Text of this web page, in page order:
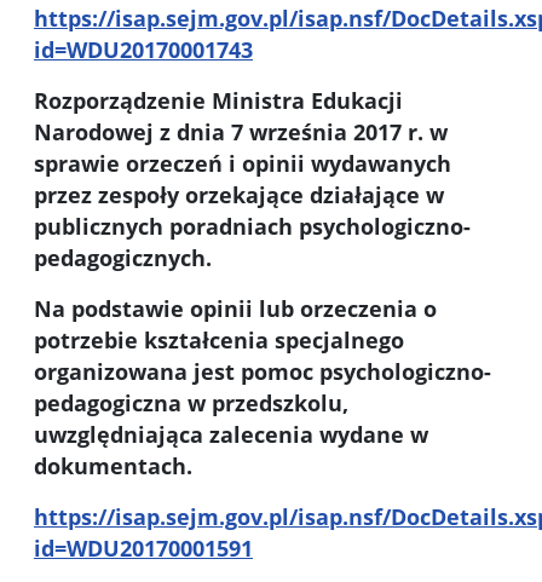
https://isap.sejm.gov.pl/isap.nsf/
id=WDU20170001743
Rozporządzenie Ministra Edukacji
Narodowej z dnia 7 września 2017 r. w
sprawie orzeczeń i opinii wydawanych
przez zespoły orzekające działające w
publicznych poradniach psychologiczno-
pedagogicznych.
Na podstawie opinii lub orzeczenia o
potrzebie kształcenia specjalnego
organizowana jest pomoc psychologiczno-
pedagogiczna w przedszkolu,
uwzględniająca zalecenia wydane w
dokumentach.
https://isap.sejm.gov.pl/isap.nsf/
id=WDU20170001591